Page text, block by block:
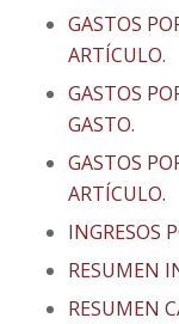
GASTOS
ARTÍCULO.
GASTOS
GASTO.
GASTOS
ARTÍCULO.
INGRESOS
RESUMEN
RESUMEN